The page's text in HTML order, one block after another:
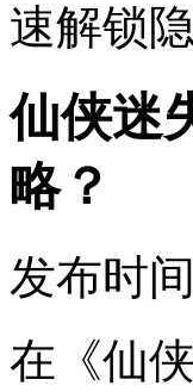
速解锁
仙侠迷
略？
发布时
在《仙